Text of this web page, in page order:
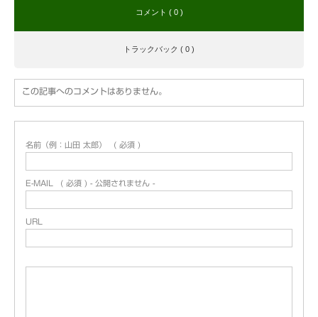
コメント ( 0 )
トラックバック ( 0 )
この記事へのコメントはありません。
名前（例：山田 太郎） ( 必須 )
E-MAIL ( 必須 ) - 公開されません -
URL